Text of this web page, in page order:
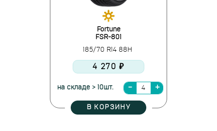
Fortune
FSR-801
185/70 R14 88H
4 270 ₽
на складе > 10шт.
В КОРЗИНУ